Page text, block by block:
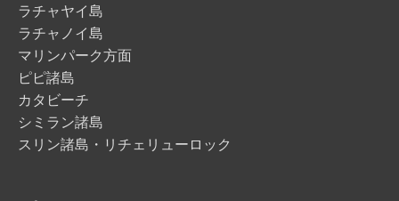
ラチャヤイ島
ラチャノイ島
マリンパーク方面
ピピ諸島
カタビーチ
シミラン諸島
スリン諸島・リチェリューロック